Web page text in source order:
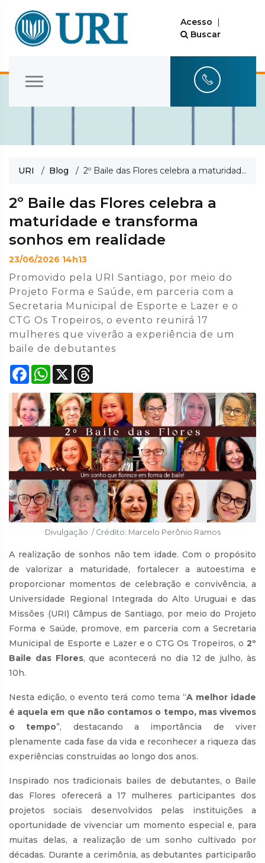
Acesso |
Buscar
URI / Blog / 2º Baile das Flores celebra a maturidade e transforma sonhos em realidade
2º Baile das Flores celebra a
maturidade e transforma
sonhos em realidade
23/06/2026 14h13
Promovido pela URI Santiago, por meio do
Projeto Forma e Saúde, em parceria com a
Secretaria Municipal de Esporte e Lazer e o
CTG Os Tropeiros, o evento reunirá 17
mulheres que viverão a experiência de um
baile de debutantes
Facebook
WhatsApp
X Threads
Divulgação. / Crédito: Marcelo Perônio Ramos
A realização de sonhos não tem idade. Com o propósito
de valorizar a maturidade, fortalecer a autoestima e
proporcionar momentos de celebração e convivência, a
Universidade Regional Integrada do Alto Uruguai e das
Missões (URI) Câmpus de Santiago, por meio do Projeto
Forma e Saúde, promove, em parceria com a Secretaria
Municipal de Esporte e Lazer e o CTG Os Tropeiros, o 2º
Baile das Flores, que acontecerá no dia 12 de julho, às
10h.
Nesta edição, o evento terá como tema “A melhor idade
é aquela em que não contamos o tempo, mas vivemos
o tempo”, destacando a importância de viver
plenamente cada fase da vida e reconhecer a riqueza das
experiências construídas ao longo dos anos.
Inspirado nos tradicionais bailes de debutantes, o Baile
das Flores oferecerá a 17 mulheres participantes dos
projetos sociais desenvolvidos pelas instituições a
oportunidade de vivenciar um momento especial e, para
muitas delas, a realização de um sonho cultivado por
décadas. Durante a cerimônia, as debutantes participarão